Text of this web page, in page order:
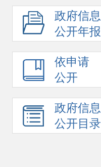
政府信息
公开年报
依申请
公开
政府信息
公开目录